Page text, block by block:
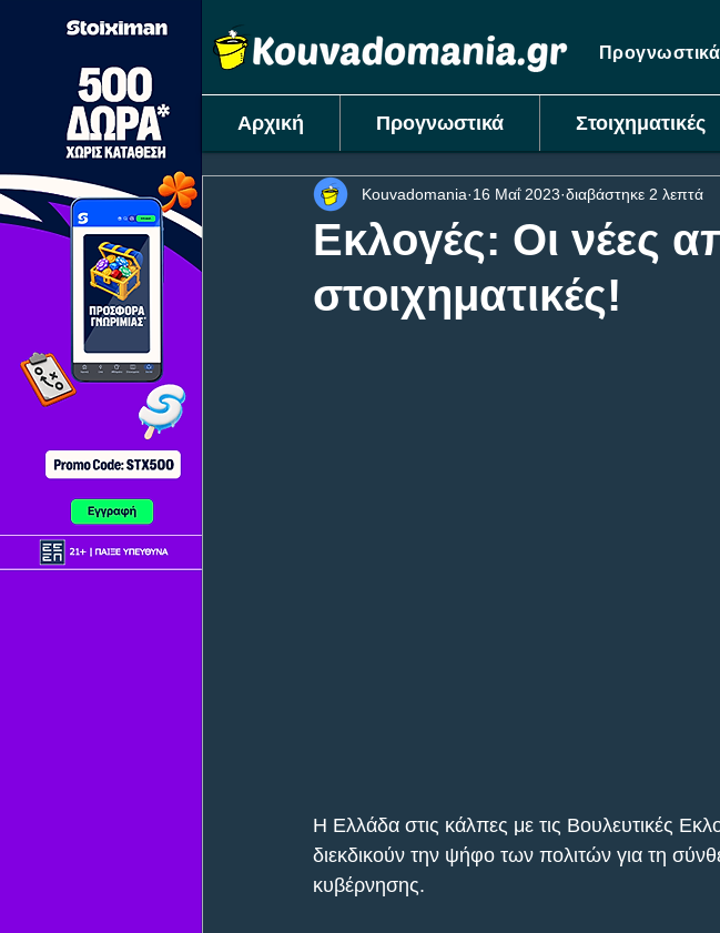
Αρχική Προγνωστικά Στοιχηματικές
Εκλογές: Οι νέες
στοιχηματικές!
Kouvadomania 16 Μαΐ 2023 διαβάστηκε 2 λεπτά
Η Ελλάδα στις κάλπες με τις Βουλευτικές
διεκδικούν την ψήφο των πολιτών για τη
κυβέρνησης.